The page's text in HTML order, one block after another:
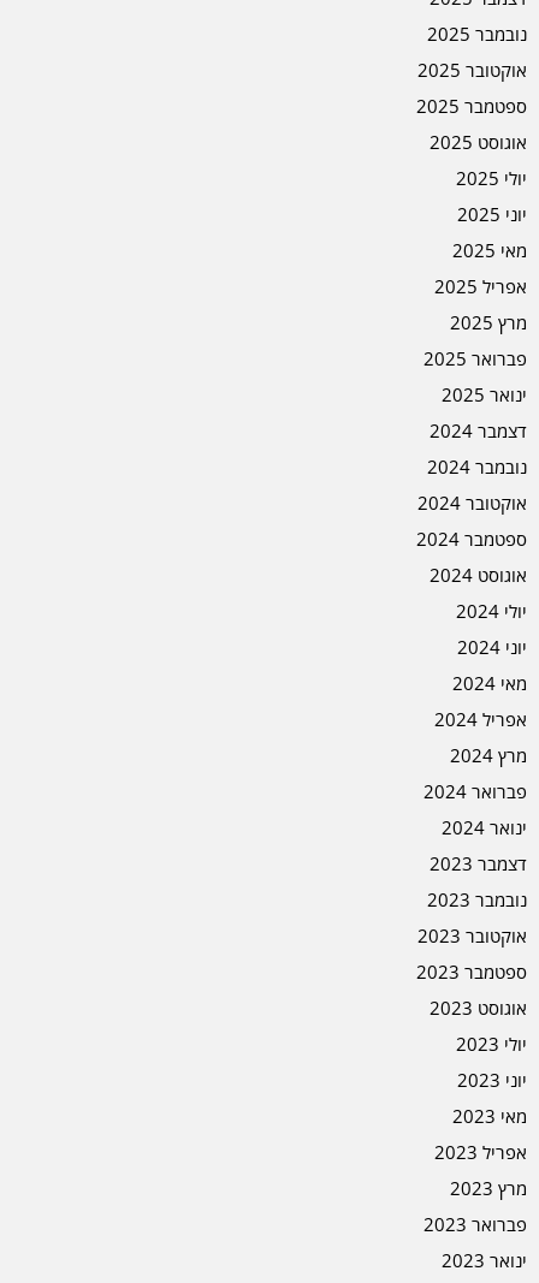
נובמבר 2025
אוקטובר 2025
ספטמבר 2025
אוגוסט 2025
יולי 2025
יוני 2025
מאי 2025
אפריל 2025
מרץ 2025
פברואר 2025
ינואר 2025
דצמבר 2024
נובמבר 2024
אוקטובר 2024
ספטמבר 2024
אוגוסט 2024
יולי 2024
יוני 2024
מאי 2024
אפריל 2024
מרץ 2024
פברואר 2024
ינואר 2024
דצמבר 2023
נובמבר 2023
אוקטובר 2023
ספטמבר 2023
אוגוסט 2023
יולי 2023
יוני 2023
מאי 2023
אפריל 2023
מרץ 2023
פברואר 2023
ינואר 2023